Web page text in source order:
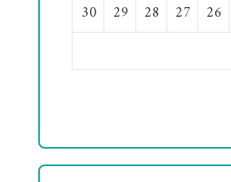
26
27
28
29
30